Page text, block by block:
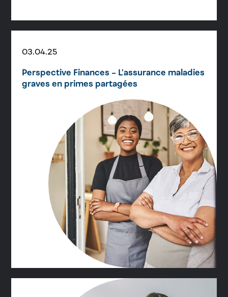
03.04.25
Perspective Finances – L’assurance maladies
graves en primes partagées